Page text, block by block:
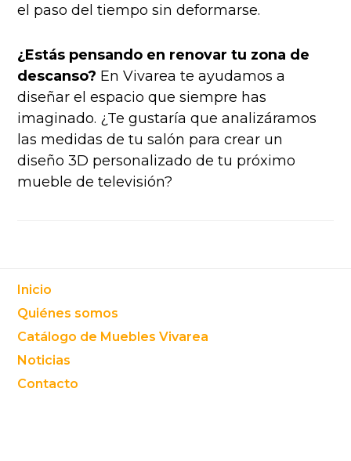
el paso del tiempo sin deformarse.
¿Estás pensando en renovar tu zona de
descanso? En Vivarea te ayudamos a
diseñar el espacio que siempre has
imaginado. ¿Te gustaría que analizáramos
las medidas de tu salón para crear un
diseño 3D personalizado de tu próximo
mueble de televisión?
Footer
Inicio
Quiénes somos
Catálogo de Muebles Vivarea
Noticias
Contacto